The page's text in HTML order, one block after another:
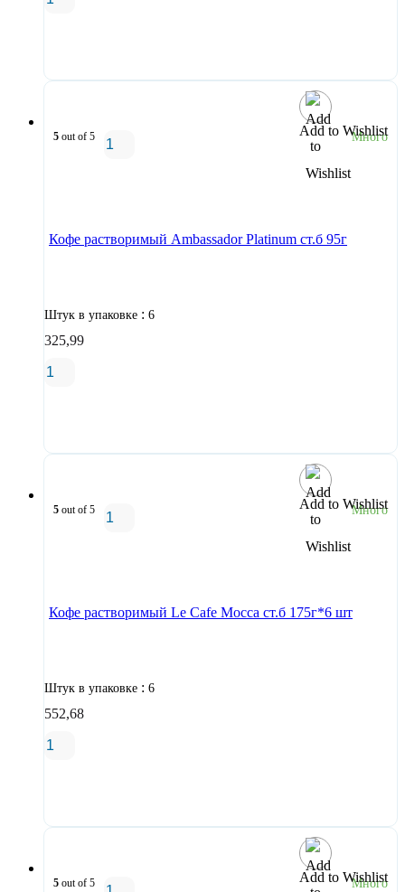
Add to Wishlist
5 out of 5 Много
Кофе растворимый Ambassador Platinum ст.б 95г
Штук в упаковке : 6
325,99
Add to Wishlist
5 out of 5 Много
Кофе растворимый Le Cafe Mocca ст.б 175г*6 шт
Штук в упаковке : 6
552,68
Add to Wishlist
5 out of 5 Много